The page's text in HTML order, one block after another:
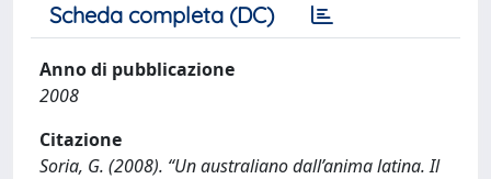
Scheda completa (DC)
Anno di pubblicazione
2008
Citazione
Soria, G. (2008). “Un australiano dall’anima latina. Il